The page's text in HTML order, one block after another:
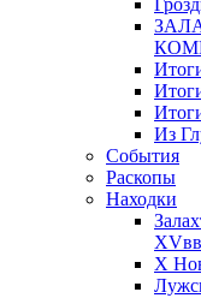
Из
События
Раскопы
Находки
XVвв
X